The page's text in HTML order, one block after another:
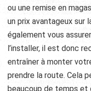
ou une remise en
un prix avantageux sur
également vous
l’installer, il est donc
entraîner à monter
prendre la route. Cela
beaucoup de temps